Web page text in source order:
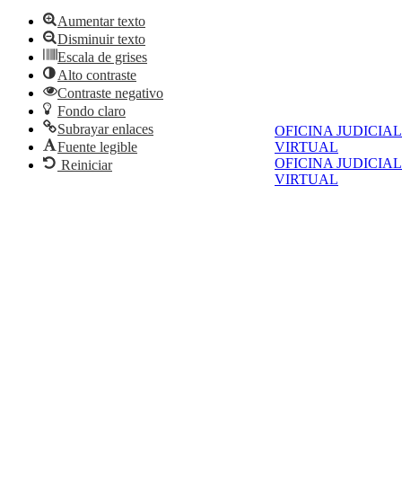
OFICINA JUDICIAL
VIRTUAL
OFICINA JUDICIAL
VIRTUAL
Aumentar texto
Disminuir texto
Escala de grises
Alto contraste
Contraste negativo
Fondo claro
Subrayar enlaces
Fuente legible
Reiniciar